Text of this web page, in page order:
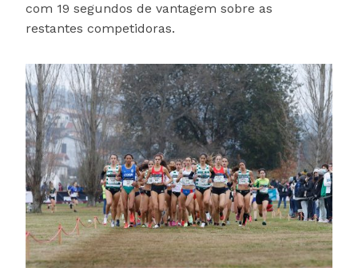
com 19 segundos de vantagem sobre as
restantes competidoras.